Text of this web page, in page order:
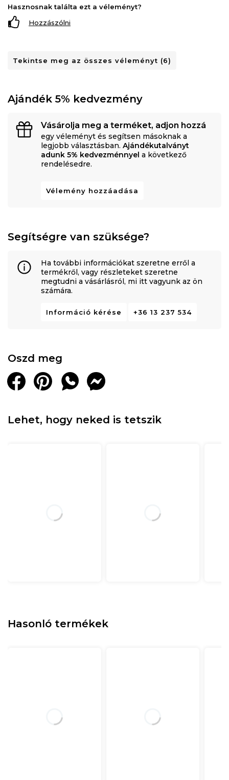
Hasznosnak találta ezt a véleményt?
Hozzászólni
Tekintse meg az összes véleményt (6)
Ajándék 5% kedvezmény
Vásárolja meg a terméket, adjon hozzá
egy véleményt és segítsen másoknak a
legjobb választásban. Ajándékutalványt
adunk 5% kedvezménnyel a következő
rendelésedre.
Vélemény hozzáadása
Segítségre van szüksége?
Ha további információkat szeretne erről a
termékről, vagy részleteket szeretne
megtudni a vásárlásról, mi itt vagyunk az ön
számára.
Információ kérése +36 13 237 534
Oszd meg
Lehet, hogy neked is tetszik
Hasonló termékek